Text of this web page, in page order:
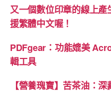
又一個數位印章的線上
援繁體中文喔！
PDFgear：功能媲美
輯工具
【營養瑰寶】苦茶油：